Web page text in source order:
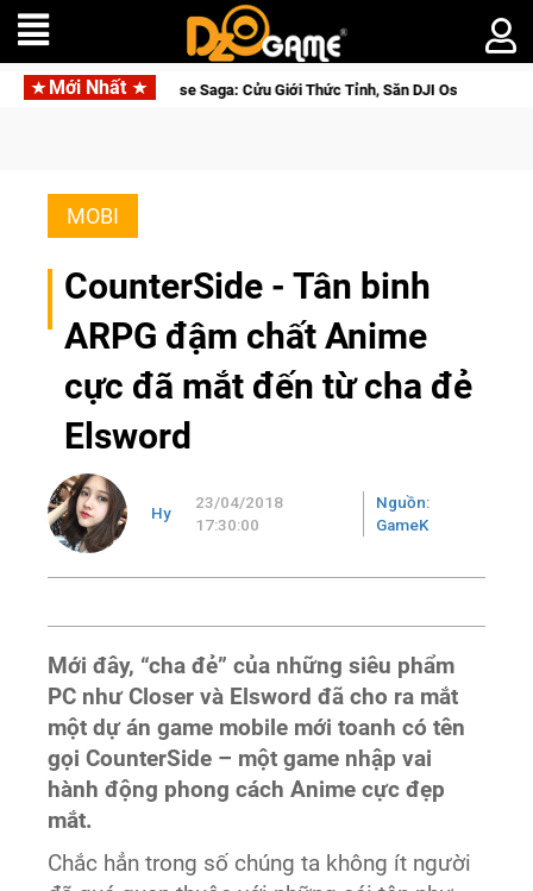
Mới Nhất
Beta Norse Saga: Cửu Giới Thức Tỉnh, Săn DJI Osmo Pocket 3 Ngay Hôm
MOBI
CounterSide - Tân binh
ARPG đậm chất Anime
cực đã mắt đến từ cha đẻ
Elsword
Hy
23/04/2018
17:30:00
Nguồn:
GameK
Mới đây, “cha đẻ” của những siêu phẩm
PC như Closer và Elsword đã cho ra mắt
một dự án game mobile mới toanh có tên
gọi CounterSide – một game nhập vai
hành động phong cách Anime cực đẹp
mắt.
Chắc hẳn trong số chúng ta không ít người